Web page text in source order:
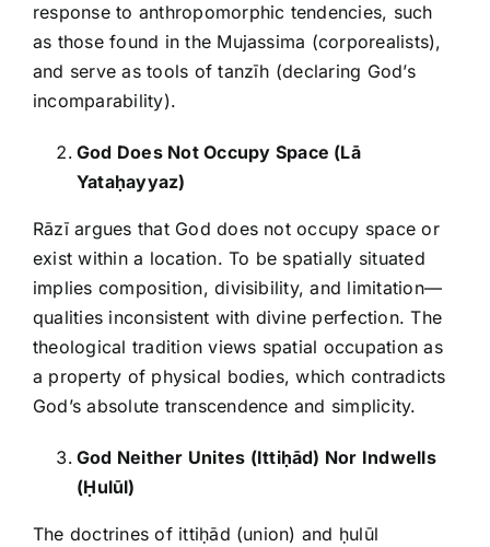
response to anthropomorphic tendencies, such
as those found in the Mujassima (corporealists),
and serve as tools of tanzīh (declaring God’s
incomparability).
God Does Not Occupy Space (Lā
Yataḥayyaz)
Rāzī argues that God does not occupy space or
exist within a location. To be spatially situated
implies composition, divisibility, and limitation—
qualities inconsistent with divine perfection. The
theological tradition views spatial occupation as
a property of physical bodies, which contradicts
God’s absolute transcendence and simplicity.
God Neither Unites (Ittiḥād) Nor Indwells
(Ḥulūl)
The doctrines of ittiḥād (union) and ḥulūl